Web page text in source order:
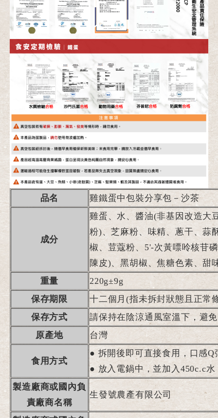
品名 雞鐵蛋中包裝分享包－沙茶
成分
雞蛋、水、醬油(非基因改造大
粉)、芝麻粉、味精、蔥干、蒜
椒、荳蔻粉、5'-次黃嘌呤核苷
陳皮)、黑胡椒、焦糖色素、甜
重量
220g±9g
保存期限
十二個月(指未拆封狀態且正常
保存方式
請保持在陰涼通風室溫下，避
原產地
台灣
食用方式
● 拆開後即可直接食用，口感Q
● 放入電鍋中，並加入450c.c
製造廠商或國內負
責廠商名稱
生發號農產有限公司